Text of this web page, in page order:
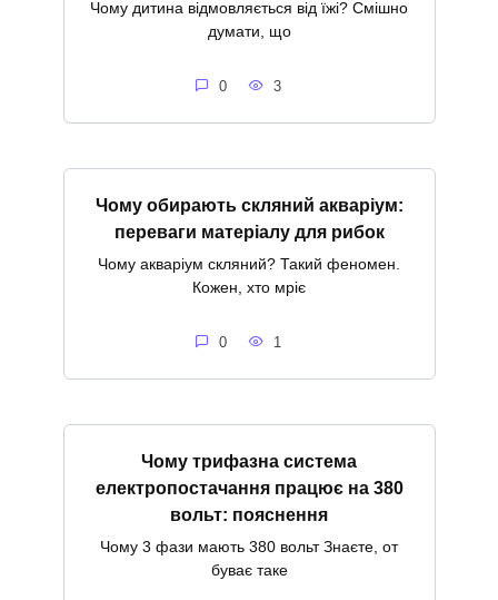
Чому дитина відмовляється від їжі? Смішно
думати, що
0 3
Чому обирають скляний акваріум:
переваги матеріалу для рибок
Чому акваріум скляний? Такий феномен.
Кожен, хто мріє
0 1
Чому трифазна система
електропостачання працює на 380
вольт: пояснення
Чому 3 фази мають 380 вольт Знаєте, от
буває таке